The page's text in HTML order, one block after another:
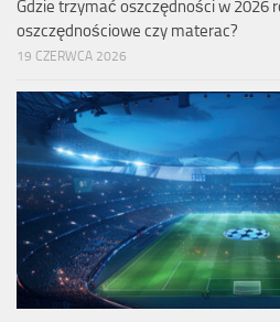
Gdzie trzymać oszczędności w 2026
oszczędnościowe czy materac?
19 CZERWCA 2026